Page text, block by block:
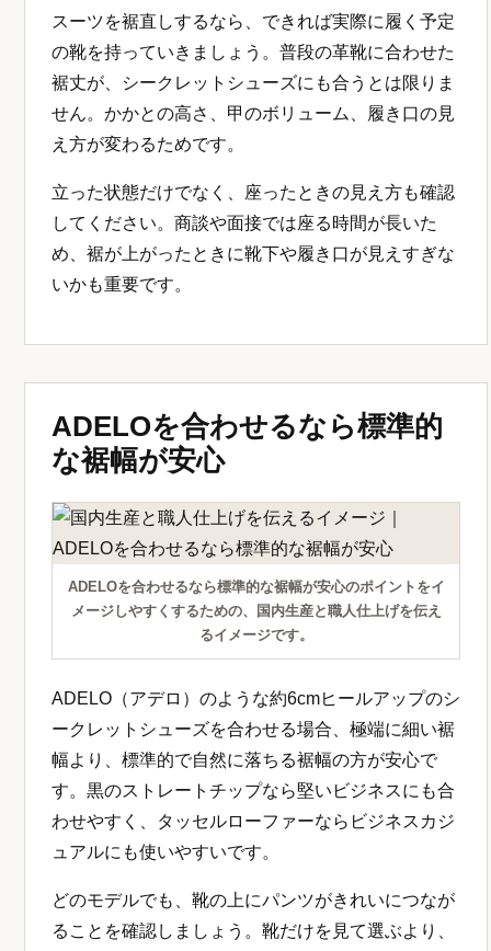
スーツを裾直しするなら、できれば実際に履く予定
の靴を持っていきましょう。普段の革靴に合わせた
裾丈が、シークレットシューズにも合うとは限りま
せん。かかとの高さ、甲のボリューム、履き口の見
え方が変わるためです。
立った状態だけでなく、座ったときの見え方も確認
してください。商談や面接では座る時間が長いた
め、裾が上がったときに靴下や履き口が見えすぎな
いかも重要です。
ADELOを合わせるなら標準的
な裾幅が安心
ADELOを合わせるなら標準的な裾幅が安心のポイントをイ
メージしやすくするための、国内生産と職人仕上げを伝え
るイメージです。
ADELO（アデロ）のような約6cmヒールアップのシ
ークレットシューズを合わせる場合、極端に細い裾
幅より、標準的で自然に落ちる裾幅の方が安心で
す。黒のストレートチップなら堅いビジネスにも合
わせやすく、タッセルローファーならビジネスカジ
ュアルにも使いやすいです。
どのモデルでも、靴の上にパンツがきれいにつなが
ることを確認しましょう。靴だけを見て選ぶより、